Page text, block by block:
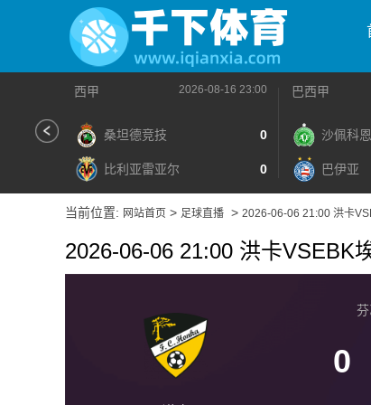
西甲 2026-08-16 23:00
桑坦德竞技 0
比利亚雷亚尔 0
巴西甲
沙佩科
巴伊亚
当前位置: 网站首页 > 足球直播 > 2026-06-06 21:00 洪卡
2026-06-06 21:00 洪卡VSEBK
0